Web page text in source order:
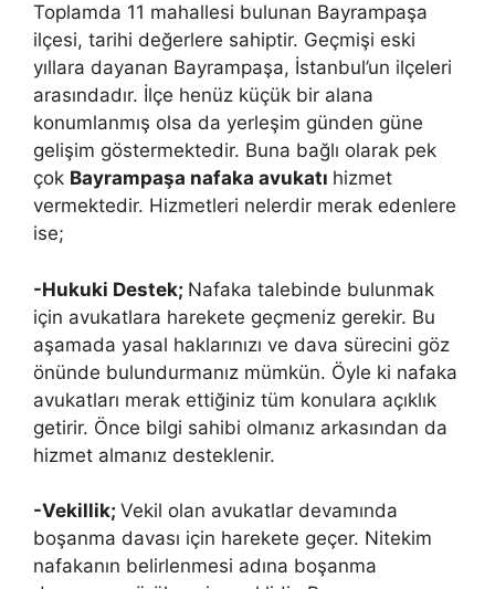
Toplamda 11 mahallesi bulunan Bayrampaşa
ilçesi, tarihi değerlere sahiptir. Geçmişi eski
yıllara dayanan Bayrampaşa, İstanbul’un ilçeleri
arasındadır. İlçe henüz küçük bir alana
konumlanmış olsa da yerleşim günden güne
gelişim göstermektedir. Buna bağlı olarak pek
çok Bayrampaşa nafaka avukatı hizmet
vermektedir. Hizmetleri nelerdir merak edenlere
ise;
-Hukuki Destek; Nafaka talebinde bulunmak
için avukatlara harekete geçmeniz gerekir. Bu
aşamada yasal haklarınızı ve dava sürecini göz
önünde bulundurmanız mümkün. Öyle ki nafaka
avukatları merak ettiğiniz tüm konulara açıklık
getirir. Önce bilgi sahibi olmanız arkasından da
hizmet almanız desteklenir.
-Vekillik; Vekil olan avukatlar devamında
boşanma davası için harekete geçer. Nitekim
nafakanın belirlenmesi adına boşanma